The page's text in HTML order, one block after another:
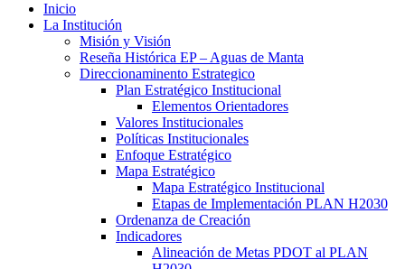
Inicio
La Institución
Misión y Visión
Reseña Histórica EP – Aguas de Manta
Direccionaminento Estrategico
Plan Estratégico Institucional
Elementos Orientadores
Valores Institucionales
Políticas Institucionales
Enfoque Estratégico
Mapa Estratégico
Mapa Estratégico Institucional
Etapas de Implementación PLAN H2030
Ordenanza de Creación
Indicadores
Alineación de Metas PDOT al PLAN